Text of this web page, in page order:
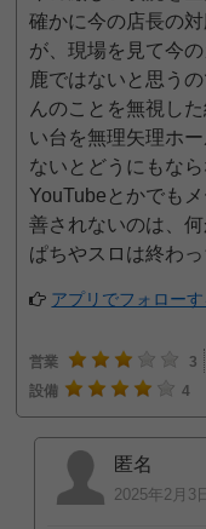
確かに今の店長の
が、現場を見て今
鹿ではないと思う
んのことを無視し
い台を無理矢理ホ
ないとどうにもなら
YouTubeとかでも
善されないのは、
ぱちやスロは終わ
アプリでフォローす
営業 3
設備
4
匿名
2025年2月3